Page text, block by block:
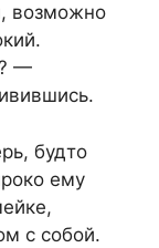
возможно
—
будто
ему
с собой.